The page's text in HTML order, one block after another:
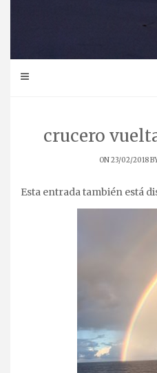
crucero
ON 23/02/2018
Esta entrada también está